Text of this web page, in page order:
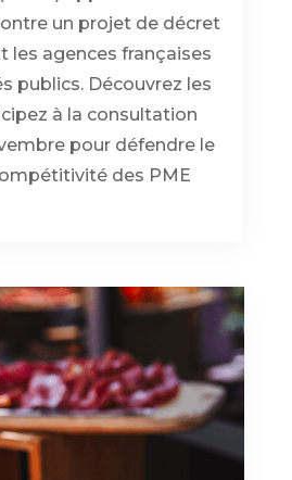
un projet de décret
les agences françaises
publics. Découvrez les
à la consultation
pour défendre le
des PME